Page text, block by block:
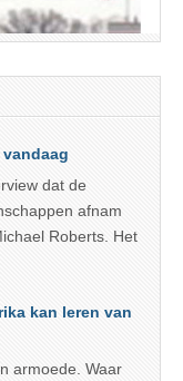
dat de
afnam
Roberts. Het
kan leren van
armoede. Waar